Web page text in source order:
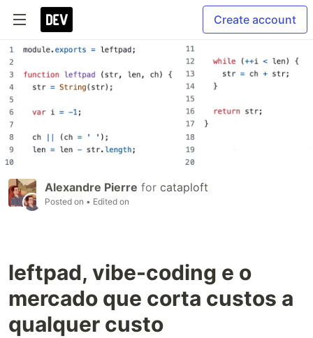
Create account
Alexandre Pierre for cataploft
Posted on • Edited on
leftpad, vibe-coding e o
mercado que corta custos a
qualquer custo